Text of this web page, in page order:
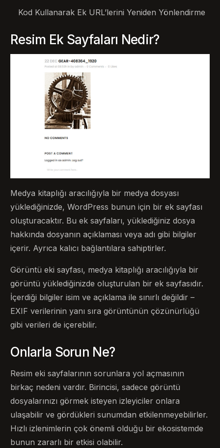
Kod Kullanarak Ek URL’lerini Yeniden Yönlendirme
Resim Ek Sayfaları Nedir?
Medya kitaplığı aracılığıyla bir medya dosyası
yüklediğinizde, WordPress bunun için bir ek sayfası
oluşturacaktır. Bu ek sayfaları, yüklediğiniz dosya
hakkında dosyanın açıklaması veya adı gibi bilgiler
içerir. Ayrıca kalıcı bağlantılara sahiptirler.
Görüntü eki sayfası, medya kitaplığı aracılığıyla bir
görüntü yüklediğinizde oluşturulan bir ek sayfasıdır.
İçerdiği bilgiler isim ve açıklama ile sınırlı değildir –
EXIF ​​verilerinin yanı sıra görüntünün çözünürlüğü
gibi verileri de içerebilir.
Onlarla Sorun Ne?
Resim eki sayfalarının sorunlara yol açmasının
birkaç nedeni vardır. Birincisi, sadece görüntü
dosyalarınızı görmek isteyen izleyiciler onlara
ulaşabilir ve gördükleri sunumdan etkilenmeyebilirler.
Hızlı izlenimlerin çok önemli olduğu bir ekosistemde
bunun zararlı bir etkisi olabilir.